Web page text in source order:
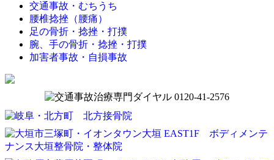
交通事故・むちうち
腰椎捻挫（腰痛）
足の骨折・捻挫・打撲
腕、手の骨折・捻挫・打撲
加害者事故・自損事故